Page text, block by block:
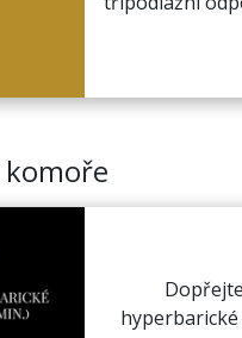
komoře
hyperbarické